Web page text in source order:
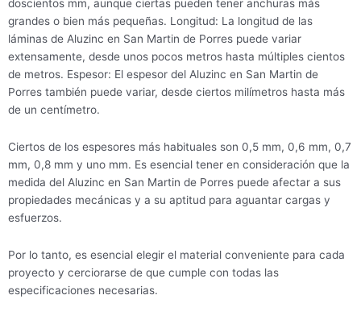
doscientos mm, aunque ciertas pueden tener anchuras más
grandes o bien más pequeñas. Longitud: La longitud de las
láminas de Aluzinc en San Martin de Porres puede variar
extensamente, desde unos pocos metros hasta múltiples cientos
de metros. Espesor: El espesor del Aluzinc en San Martin de
Porres también puede variar, desde ciertos milímetros hasta más
de un centímetro.
Ciertos de los espesores más habituales son 0,5 mm, 0,6 mm, 0,7
mm, 0,8 mm y uno mm. Es esencial tener en consideración que la
medida del Aluzinc en San Martin de Porres puede afectar a sus
propiedades mecánicas y a su aptitud para aguantar cargas y
esfuerzos.
Por lo tanto, es esencial elegir el material conveniente para cada
proyecto y cerciorarse de que cumple con todas las
especificaciones necesarias.